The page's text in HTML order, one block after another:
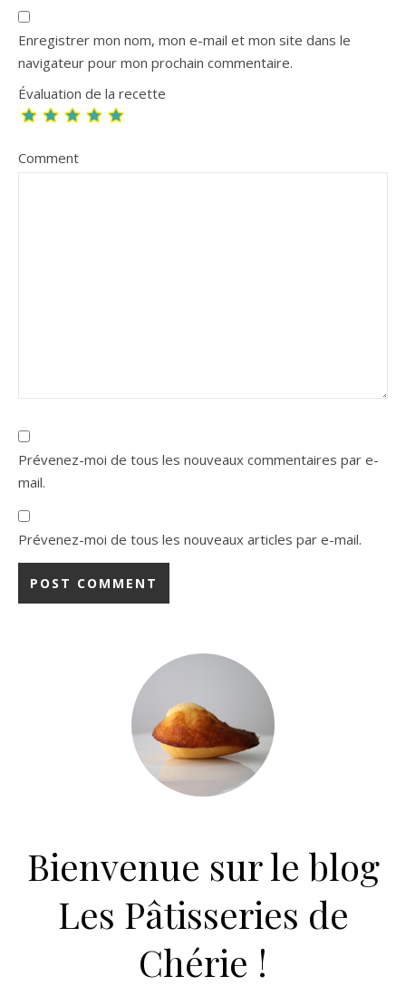
Enregistrer mon nom, mon e-mail et mon site dans le
navigateur pour mon prochain commentaire.
Évaluation de la recette
Comment
Prévenez-moi de tous les nouveaux commentaires par e-
mail.
Prévenez-moi de tous les nouveaux articles par e-mail.
Bienvenue sur le blog
Les Pâtisseries de
Chérie !